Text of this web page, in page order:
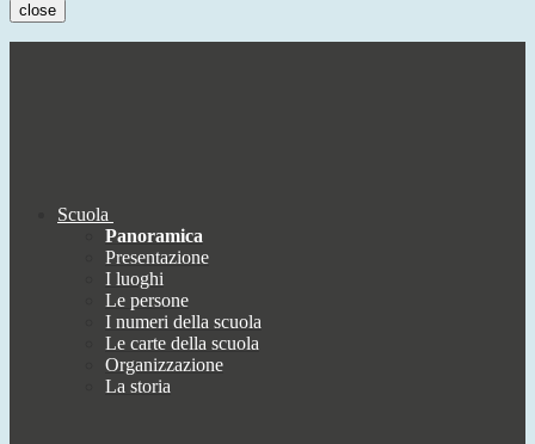
close
Scuola
Panoramica
Presentazione
I luoghi
Le persone
I numeri della scuola
Le carte della scuola
Organizzazione
La storia